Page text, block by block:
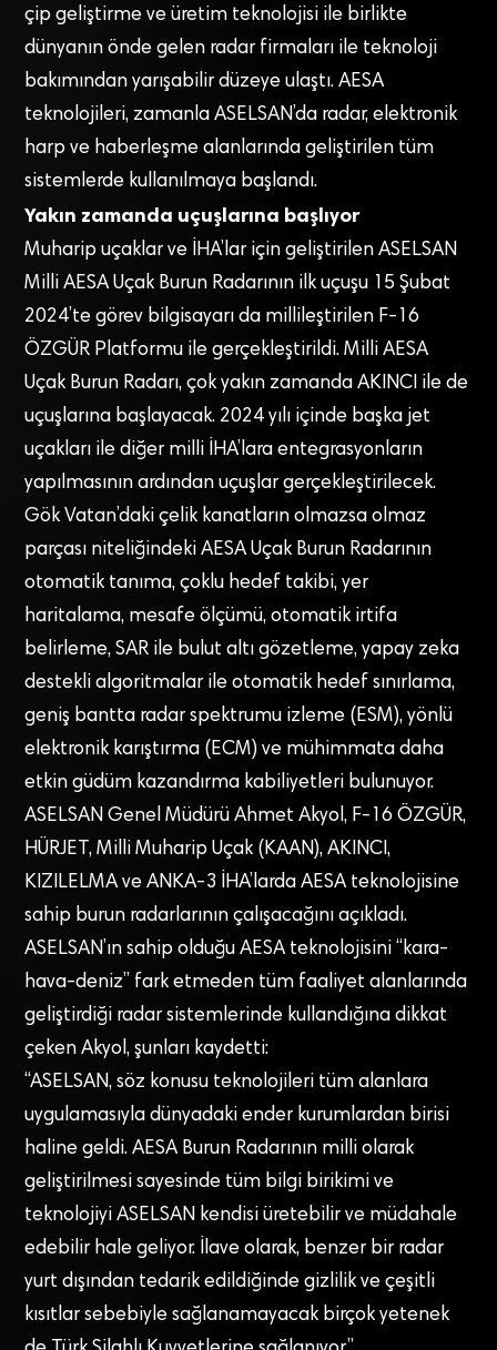
çip geliştirme ve üretim teknolojisi ile birlikte
dünyanın önde gelen radar firmaları ile teknoloji
bakımından yarışabilir düzeye ulaştı. AESA
teknolojileri, zamanla ASELSAN’da radar, elektronik
harp ve haberleşme alanlarında geliştirilen tüm
sistemlerde kullanılmaya başlandı.
Yakın zamanda uçuşlarına başlıyor
Muharip uçaklar ve İHA’lar için geliştirilen ASELSAN
Milli AESA Uçak Burun Radarının ilk uçuşu 15 Şubat
2024’te görev bilgisayarı da millileştirilen F-16
ÖZGÜR Platformu ile gerçekleştirildi. Milli AESA
Uçak Burun Radarı, çok yakın zamanda AKINCI ile de
uçuşlarına başlayacak. 2024 yılı içinde başka jet
uçakları ile diğer milli İHA’lara entegrasyonların
yapılmasının ardından uçuşlar gerçekleştirilecek.
Gök Vatan’daki çelik kanatların olmazsa olmaz
parçası niteliğindeki AESA Uçak Burun Radarının
otomatik tanıma, çoklu hedef takibi, yer
haritalama, mesafe ölçümü, otomatik irtifa
belirleme, SAR ile bulut altı gözetleme, yapay zeka
destekli algoritmalar ile otomatik hedef sınırlama,
geniş bantta radar spektrumu izleme (ESM), yönlü
elektronik karıştırma (ECM) ve mühimmata daha
etkin güdüm kazandırma kabiliyetleri bulunuyor.
ASELSAN Genel Müdürü Ahmet Akyol, F-16 ÖZGÜR,
HÜRJET, Milli Muharip Uçak (KAAN), AKINCI,
KIZILELMA ve ANKA-3 İHA’larda AESA teknolojisine
sahip burun radarlarının çalışacağını açıkladı.
ASELSAN’ın sahip olduğu AESA teknolojisini “kara-
hava-deniz” fark etmeden tüm faaliyet alanlarında
geliştirdiği radar sistemlerinde kullandığına dikkat
çeken Akyol, şunları kaydetti:
“ASELSAN, söz konusu teknolojileri tüm alanlara
uygulamasıyla dünyadaki ender kurumlardan birisi
haline geldi. AESA Burun Radarının milli olarak
geliştirilmesi sayesinde tüm bilgi birikimi ve
teknolojiyi ASELSAN kendisi üretebilir ve müdahale
edebilir hale geliyor. İlave olarak, benzer bir radar
yurt dışından tedarik edildiğinde gizlilik ve çeşitli
kısıtlar sebebiyle sağlanamayacak birçok yetenek